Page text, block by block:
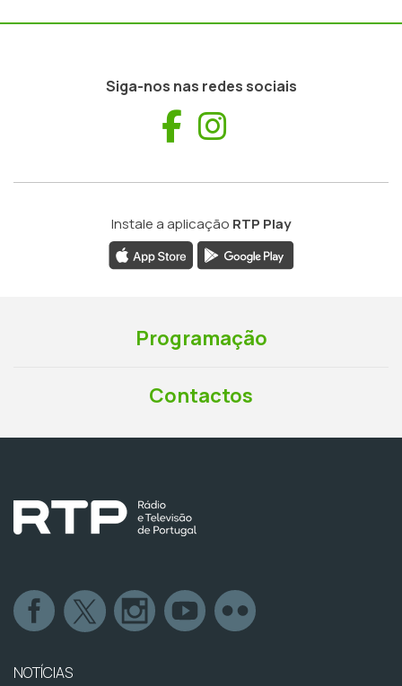
Siga-nos nas redes sociais
Facebook
Instale a aplicação RTP Play
Programação
Contactos
NOTÍCIAS